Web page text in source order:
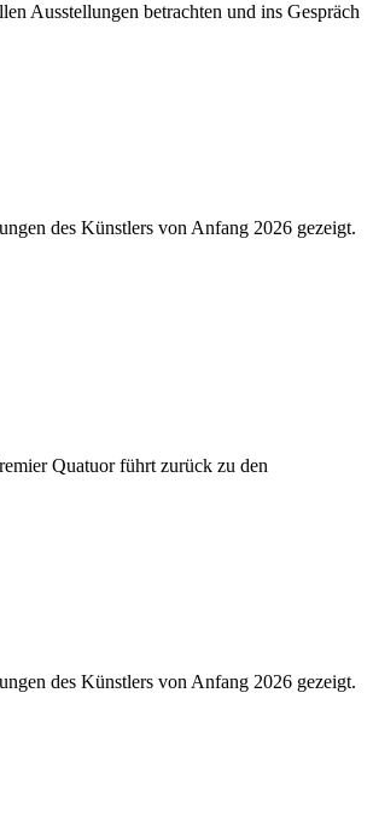
Ausstellungen betrachten und ins Gespräch
des Künstlers von Anfang 2026 gezeigt.
Quatuor führt zurück zu den
des Künstlers von Anfang 2026 gezeigt.